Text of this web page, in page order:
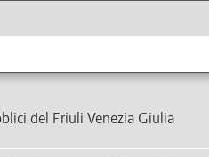
del Friuli Venezia Giulia